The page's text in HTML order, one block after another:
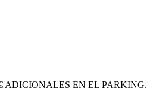
ADICIONALES EN EL PARKING.